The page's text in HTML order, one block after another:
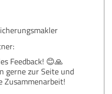
Feedback! 😊🙏
gerne zur Seite und
Zusammenarbeit!